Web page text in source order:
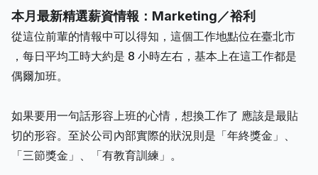
本月最新精選薪資情報：Marketing／裕利
從這位前輩的情報中可以得知，這個工作地點位在臺北市
，每日平均工時大約是 8 小時左右，基本上在這工作都是
偶爾加班。
如果要用一句話形容上班的心情，想換工作了 應該是最貼
切的形容。至於公司內部實際的狀況則是「年終獎金」、
「三節獎金」、「有教育訓練」。